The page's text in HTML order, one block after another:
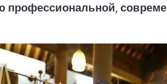
профессиональной,